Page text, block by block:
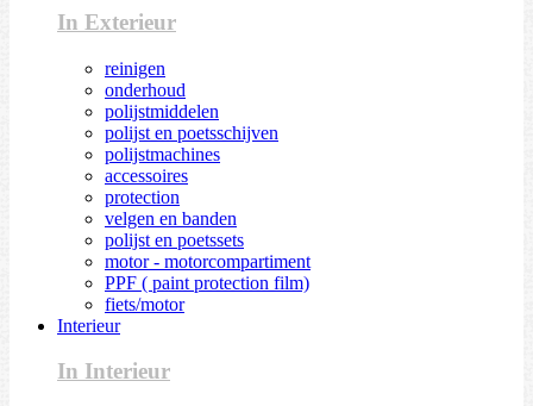
In Exterieur
reinigen
onderhoud
polijstmiddelen
polijst en poetsschijven
polijstmachines
accessoires
protection
velgen en banden
polijst en poetssets
motor - motorcompartiment
PPF ( paint protection film)
fiets/motor
Interieur
In Interieur